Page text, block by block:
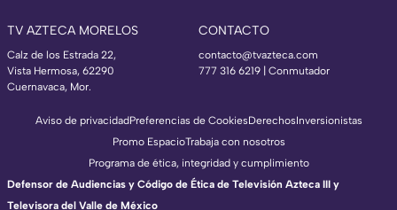
TV AZTECA MORELOS
Calz de los Estrada 22,
Vista Hermosa, 62290
Cuernavaca, Mor.
CONTACTO
contacto@tvazteca.com
777 316 6219 | Conmutador
Aviso de privacidadPreferencias de CookiesDerechosInversionistas
Promo EspacioTrabaja con nosotros
Programa de ética, integridad y cumplimiento
Defensor de Audiencias y Código de Ética de Televisión Azteca III y
Televisora del Valle de México